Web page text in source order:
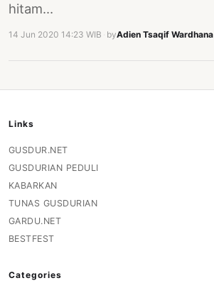
hitam…
14 Jun 2020 14:23 WIB byAdien Tsaqif Wardhana
Links
GUSDUR.NET
GUSDURIAN PEDULI
KABARKAN
TUNAS GUSDURIAN
GARDU.NET
BESTFEST
Categories